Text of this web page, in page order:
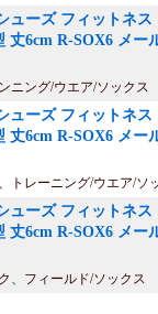
ューズ フィットネス
丈6cm R-SOX6 メー
ニング/ウエア/ソックス
ューズ フィットネス
丈6cm R-SOX6 メー
トレーニング/ウエア/ソ
ューズ フィットネス
丈6cm R-SOX6 メー
、フィールド/ソックス